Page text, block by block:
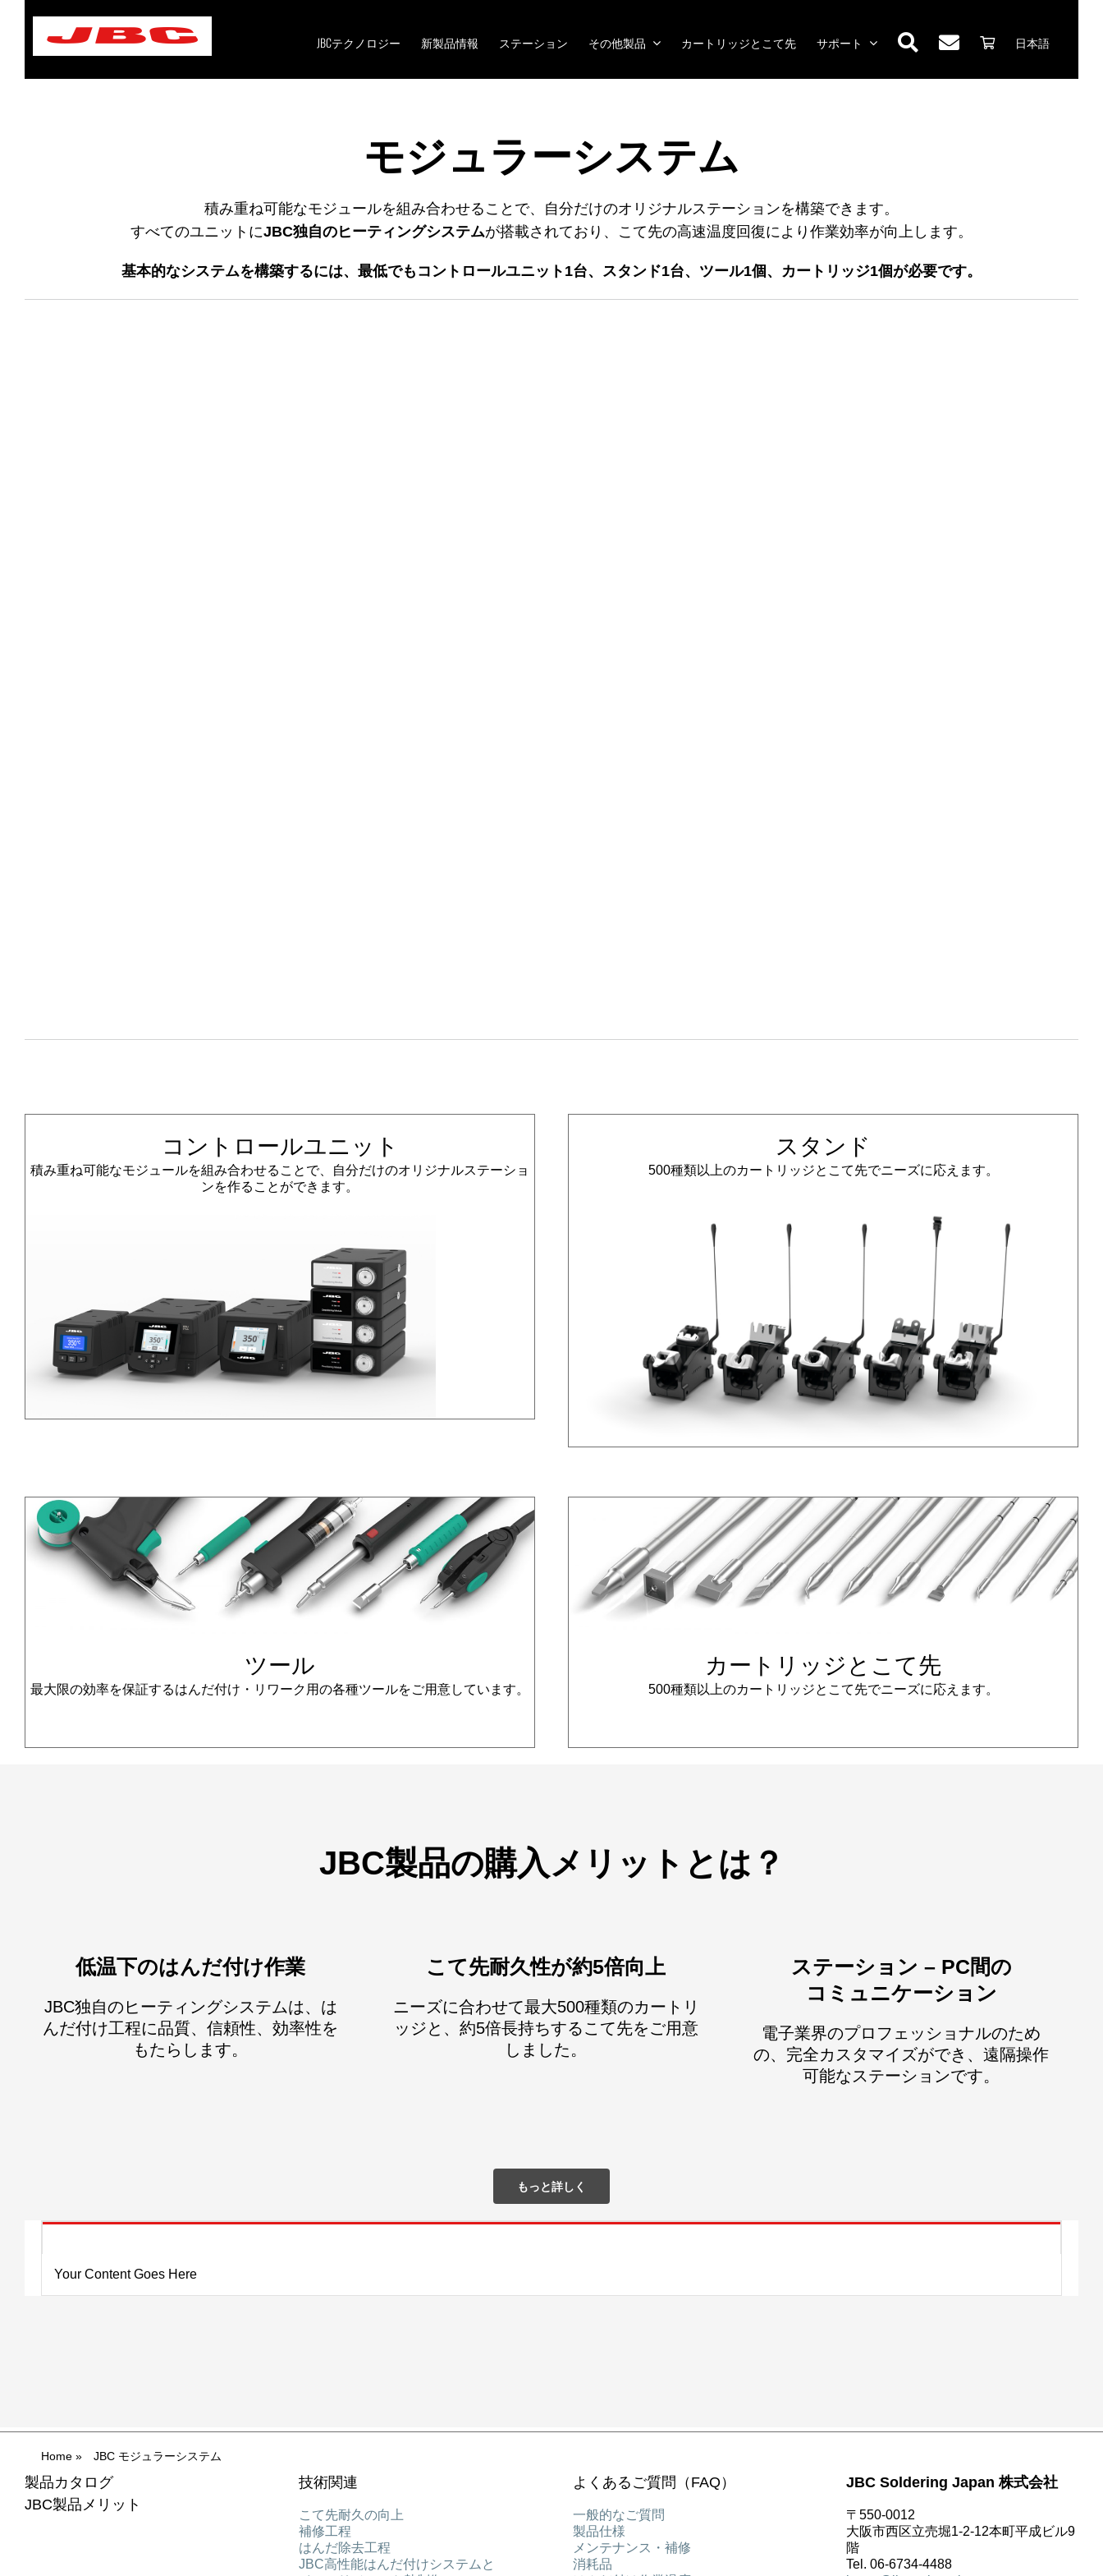
JBCテクノロジー 新製品情報 ステーション その他製品 カートリッジとこて先 サポート 日本語
モジュラーシステム
積み重ね可能なモジュールを組み合わせることで、自分だけのオリジナルステーションを構築できます。
すべてのユニットにJBC独自のヒーティングシステムが搭載されており、こて先の高速温度回復により作業効率が向上します。
基本的なシステムを構築するには、最低でもコントロールユニット1台、スタンド1台、ツール1個、カートリッジ1個が必要です。
コントロールユニット
積み重ね可能なモジュールを組み合わせることで、自分だけのオリジナルステーショ
ンを作ることができます。
スタンド
500種類以上のカートリッジとこて先でニーズに応えます。
ツール
最大限の効率を保証するはんだ付け・リワーク用の各種ツールをご用意しています。
カートリッジとこて先
500種類以上のカートリッジとこて先でニーズに応えます。
JBC製品の購入メリットとは？
低温下のはんだ付け作業
JBC独自のヒーティングシステムは、は
んだ付け工程に品質、信頼性、効率性を
もたらします。
こて先耐久性が約5倍向上
ニーズに合わせて最大500種類のカートリ
ッジと、約5倍長持ちするこて先をご用意
しました。
ステーション – PC間の
コミュニケーション
電子業界のプロフェッショナルのため
の、完全カスタマイズができ、遠隔操作
可能なステーションです。
もっと詳しく
Your Content Goes Here
Home» JBC モジュラーシステム
製品カタログ
JBC製品メリット
技術関連
こて先耐久の向上
補修工程
はんだ除去工程
JBC高性能はんだ付けシステムと
よくあるご質問（FAQ）
一般的なご質問
製品仕様
メンテナンス・補修
消耗品
JBC Soldering Japan 株式会社
〒550-0012
大阪市西区立売堀1-2-12本町平成ビル9
階
Tel. 06-6734-4488